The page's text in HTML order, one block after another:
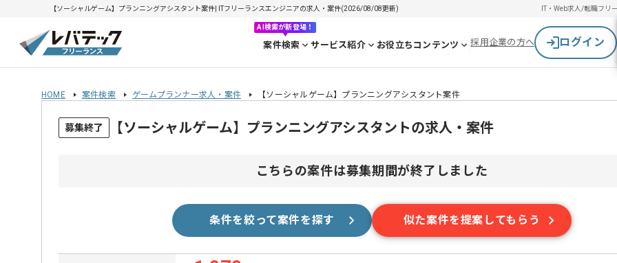
【ソーシャルゲーム】プランニングアシスタント案件| ITフリーランスエンジニアの求人・案件(2026/08/08更新) IT・Web求人/転職フリ
AI検索が新登場！
案件検索 サービス紹介 お役立ちコンテンツ 採用企業の方へ ログイン
HOME 案件検索 ゲームプランナー求人・案件 【ソーシャルゲーム】プランニングアシスタント案件
募集終了 【ソーシャルゲーム】プランニングアシスタントの求人・案件
こちらの案件は募集期間が終了しました
条件を絞って案件を探す 似た案件を提案してもらう